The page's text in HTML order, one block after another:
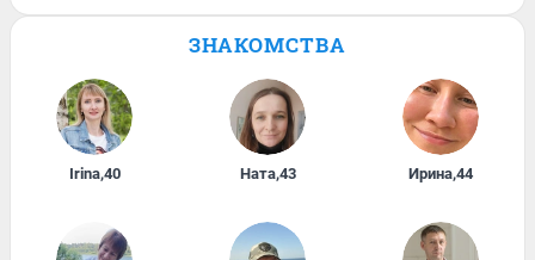
ЗНАКОМСТВА
Irina,40 Ната,43 Ирина,44